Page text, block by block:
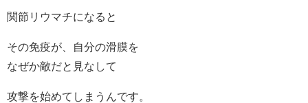
関節リウマチになると
その免疫が、自分の滑膜を
なぜか敵だと見なして
攻撃を始めてしまうんです。